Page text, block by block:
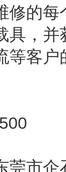
修的
具，
等客户
莞市企